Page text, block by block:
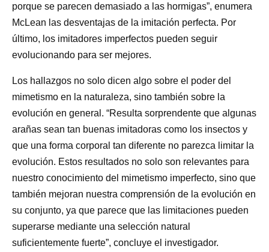
porque se parecen demasiado a las hormigas”, enumera
McLean las desventajas de la imitación perfecta. Por
último, los imitadores imperfectos pueden seguir
evolucionando para ser mejores.
Los hallazgos no solo dicen algo sobre el poder del
mimetismo en la naturaleza, sino también sobre la
evolución en general. “Resulta sorprendente que algunas
arañas sean tan buenas imitadoras como los insectos y
que una forma corporal tan diferente no parezca limitar la
evolución. Estos resultados no solo son relevantes para
nuestro conocimiento del mimetismo imperfecto, sino que
también mejoran nuestra comprensión de la evolución en
su conjunto, ya que parece que las limitaciones pueden
superarse mediante una selección natural
suficientemente fuerte”, concluye el investigador.